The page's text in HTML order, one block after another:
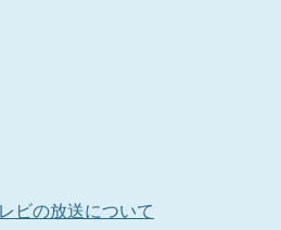
ビの放送について